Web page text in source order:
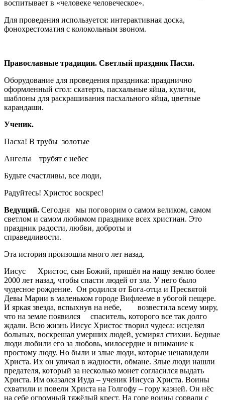
воспитывает в «человеке человеческое».
Для проведения используется: интерактивная доска,
фонохрестоматия с колокольным звоном.
Православные традиции. Светлый праздник Пасхи.
Оборудование для проведения праздника: празднично
оформленный стол: скатерть, пасхальные яйца, куличи,
шаблоны для раскрашивания пасхального яйца, цветные
карандаши.
Ученик.
Пасха! В трубы золотые
Ангелы трубят с небес
Будьте счастливы, все люди,
Радуйтесь! Христос воскрес!
Ведущий. Сегодня мы поговорим о самом великом, самом
светлом и самом любимом празднике всех христиан. Это
праздник радости, любви, доброты и
справедливости.
Эта история произошла много лет назад.
Иисус Христос, сын Божий, пришёл на нашу землю более
2000 лет назад, чтобы спасти людей от зла. У него было
чудесное рождение. Он родился от Бога-отца и Пресвятой
Девы Марии в маленьком городе Вифлееме в убогой пещере.
И яркая звезда, вспыхнув на небе, возвестила всему миру,
что на земле появился спаситель, которого все так долго
ждали. Всю жизнь Иисус Христос творил чудеса: исцелял
больных, воскрешал умерших людей, усмирял стихии. Бедные
люди любили его за любовь, милосердие и внимание к
простому люду. Но были и злые люди, которые ненавидели
Христа. Их он уличал в жадности, обмане. Злые люди нашли
предателя, который за несколько монет согласился выдать
Христа. Им оказался Иуда – ученик Иисуса Христа. Воины
схватили и повели Христа на Голгофу – гору казней. Он нёс
на себе огромный тяжёлый крест. На горе воины сорвали с